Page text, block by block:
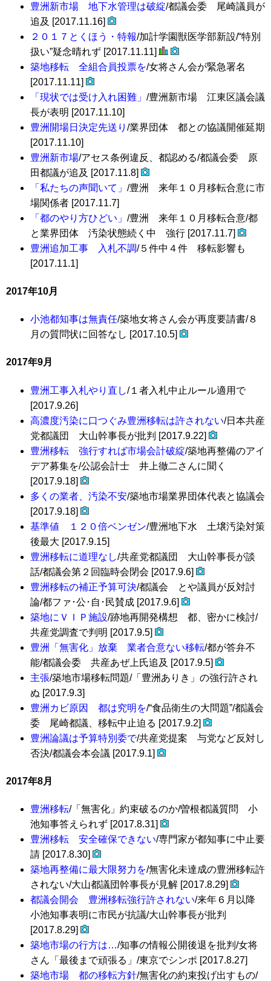
豊洲新市場 地下水管理は破綻/都議会委 尾崎議員が
追及 [2017.11.16]
２０１７とくほう・特報/加計学園獣医学部新設/“特別
扱い”疑念晴れず [2017.11.11]
築地移転 全組合員投票を/女将さん会が緊急署名
[2017.11.11]
「現状では受け入れ困難」 /豊洲新市場 江東区議会議
長が表明 [2017.11.10]
豊洲開場日決定先送り /業界団体 都との協議開催延期
[2017.11.10]
豊洲新市場/アセス条例違反、都認める/都議会委 原
田都議が追及 [2017.11.8]
「私たちの声聞いて」 /豊洲 来年１０月移転合意に市
場関係者 [2017.11.7]
「都のやり方ひどい」 /豊洲 来年１０月移転合意/都
と業界団体 汚染状態続く中 強行 [2017.11.7]
豊洲追加工事 入札不調/５件中４件 移転影響も
[2017.11.1]
2017年10月
小池都知事は無責任/築地女将さん会が再度要請書/８
月の質問状に回答なし [2017.10.5]
2017年9月
豊洲工事入札やり直し/１者入札中止ルール適用で
[2017.9.26]
高濃度汚染に口つぐみ豊洲移転は許されない/日本共産
党都議団 大山幹事長が批判 [2017.9.22]
豊洲移転 強行すれば市場会計破綻/築地再整備のアイ
デア募集を/公認会計士 井上徹二さんに聞く
[2017.9.18]
多くの業者、汚染不安/築地市場業界団体代表と協議会
[2017.9.18]
基準値 １２０倍ベンゼン/豊洲地下水 土壌汚染対策
後最大 [2017.9.15]
豊洲移転に道理なし/共産党都議団 大山幹事長が談
話/都議会第２回臨時会閉会 [2017.9.6]
豊洲移転の補正予算可決/都議会 とや議員が反対討
論/都ファ･公･自･民賛成 [2017.9.6]
築地にＶＩＰ施設/跡地再開発構想 都、密かに検討/
共産党調査で判明 [2017.9.5]
豊洲「無害化」放棄 業者合意ない移転/都が答弁不
能/都議会委 共産あぜ上氏追及 [2017.9.5]
主張/築地市場移転問題/「豊洲ありき」の強行許され
ぬ [2017.9.3]
豊洲カビ原因 都は究明を/“食品衛生の大問題”/都議会
委 尾崎都議、移転中止迫る [2017.9.2]
豊洲論議は予算特別委で/共産党提案 与党など反対し
否決/都議会本会議 [2017.9.1]
2017年8月
豊洲移転/「無害化」約束破るのか/曽根都議質問 小
池知事答えられず [2017.8.31]
豊洲移転 安全確保できない/専門家が都知事に中止要
請 [2017.8.30]
築地再整備に最大限努力を/無害化未達成の豊洲移転許
されない/大山都議団幹事長が見解 [2017.8.29]
都議会開会 豊洲移転強行許されない/来年６月以降
小池知事表明に市民が抗議/大山幹事長が批判
[2017.8.29]
築地市場の行方は…/知事の情報公開後退を批判/女将
さん「最後まで頑張る」/東京でシンポ [2017.8.27]
築地市場 都の移転方針/無害化の約束投げ出すもの/